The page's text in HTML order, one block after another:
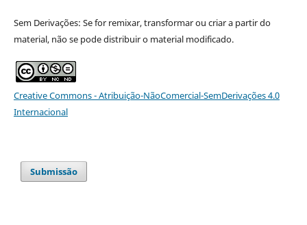
Sem Derivações: Se for remixar, transformar ou criar a partir do
material, não se pode distribuir o material modificado.
Creative Commons - Atribuição-NãoComercial-SemDerivações 4.0
Internacional
Submissão